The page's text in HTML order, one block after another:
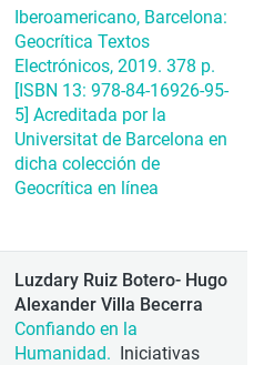
Iberoamericano, Barcelona:
Geocrítica Textos
Electrónicos, 2019. 378 p.
[ISBN 13: 978-84-16926-95-
5] Acreditada por la
Universitat de Barcelona en
dicha colección de
Geocrítica en línea
Luzdary Ruiz Botero- Hugo
Alexander Villa Becerra
Confiando en la
Humanidad. Iniciativas